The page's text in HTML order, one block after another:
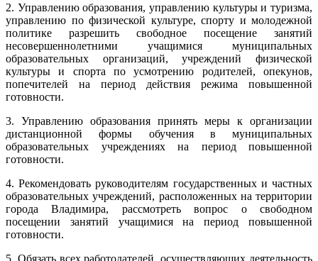
2. Управлению образования, управлению культуры и туризма,
управлению по физической культуре, спорту и молодежной
политике разрешить свободное посещение занятий
несовершеннолетними учащимися муниципальных
образовательных организаций, учреждений физической
культуры и спорта по усмотрению родителей, опекунов,
попечителей на период действия режима повышенной
готовности.
3. Управлению образования принять меры к организации
дистанционной формы обучения в муниципальных
образовательных учреждениях на период повышенной
готовности.
4. Рекомендовать руководителям государственных и частных
образовательных учреждений, расположенных на территории
города Владимира, рассмотреть вопрос о свободном
посещении занятий учащимися на период повышенной
готовности.
5. Обязать всех работодателей, осуществляющих деятельность